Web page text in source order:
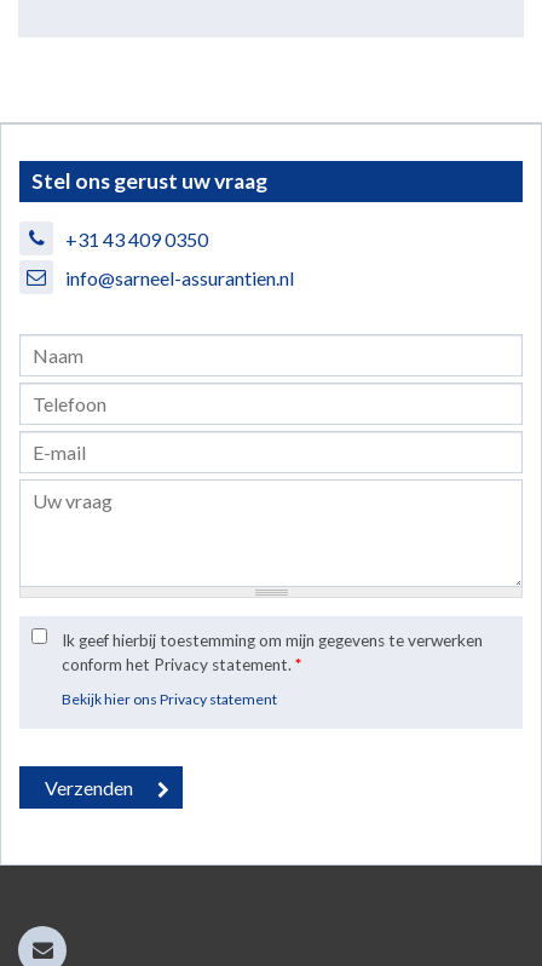
Stel ons gerust uw vraag
+31 43 409 0350
info@sarneel-assurantien.nl
Ik geef hierbij toestemming om mijn gegevens te verwerken
conform het Privacy statement. *
Bekijk hier ons Privacy statement